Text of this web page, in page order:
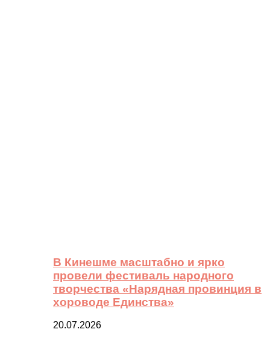
В Кинешме масштабно и ярко
провели фестиваль народного
творчества «Нарядная провинция в
хороводе Единства»
20.07.2026